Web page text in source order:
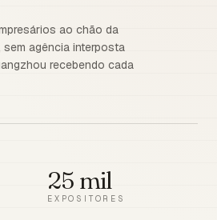
ao chão da
sem agência interposta
recebendo cada
25 mil
EXPOSITORES